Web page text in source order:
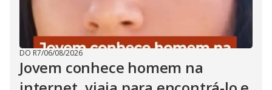
DO R7/06/08/2026
Jovem conhece homem na